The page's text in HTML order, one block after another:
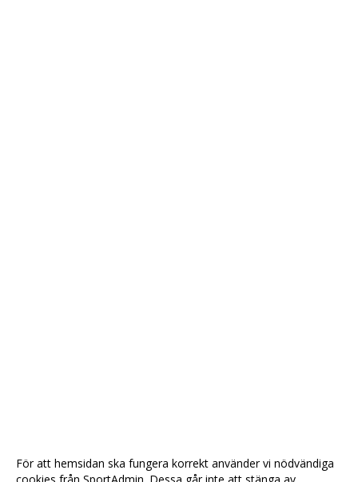
För att hemsidan ska fungera korrekt använder vi nödvändiga